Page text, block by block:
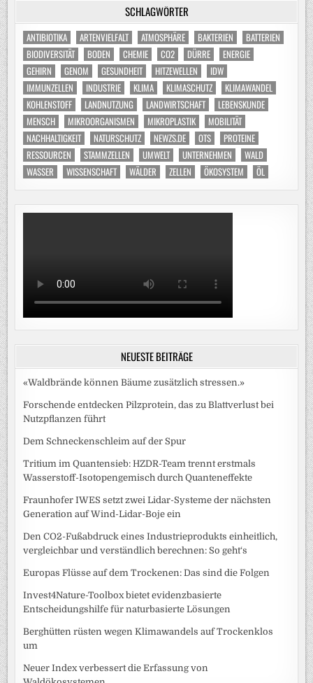
SCHLAGWÖRTER
ANTIBIOTIKA ARTENVIELFALT ATMOSPHÄRE BAKTERIEN
BATTERIEN
BIODIVERSITÄT
BODEN CHEMIE CO2 DÜRRE
ENERGIE
GEHIRN
GENOM GESUNDHEIT HITZEWELLEN
IDW
IMMUNZELLEN
INDUSTRIE KLIMA KLIMASCHUTZ
KLIMAWANDEL
KOHLENSTOFF
LANDNUTZUNG LANDWIRTSCHAFT
LEBENSKUNDE
MENSCH
MIKROORGANISMEN MIKROPLASTIK
MOBILITÄT
NACHHALTIGKEIT
NATURSCHUTZ NEWZS.DE OTS
PROTEINE
RESSOURCEN
STAMMZELLEN UMWELT UNTERNEHMEN
WALD
WASSER
WISSENSCHAFT WÄLDER ZELLEN ÖKOSYSTEM ÖL
NEUESTE BEITRÄGE
«Waldbrände können Bäume zusätzlich stressen.»
Forschende entdecken Pilzprotein, das zu Blattverlust bei
Nutzpflanzen führt
Dem Schneckenschleim auf der Spur
Tritium im Quantensieb: HZDR-Team trennt erstmals
Wasserstoff-Isotopengemisch durch Quanteneffekte
Fraunhofer IWES setzt zwei Lidar-Systeme der nächsten
Generation auf Wind-Lidar-Boje ein
Den CO2-Fußabdruck eines Industrieprodukts einheitlich,
vergleichbar und verständlich berechnen: So geht‘s
Europas Flüsse auf dem Trockenen: Das sind die Folgen
Invest4Nature-Toolbox bietet evidenzbasierte
Entscheidungshilfe für naturbasierte Lösungen
Berghütten rüsten wegen Klimawandels auf Trockenklos
um
Neuer Index verbessert die Erfassung von